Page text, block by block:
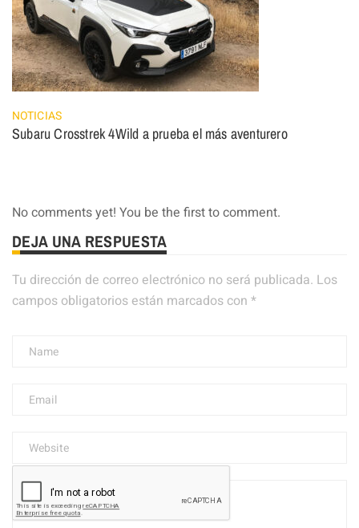
NOTICIAS
Subaru Crosstrek 4Wild a prueba el más aventurero
No comments yet! You be the first to comment.
DEJA UNA RESPUESTA
Tu dirección de correo electrónico no será publicada. Los
campos obligatorios están marcados con *